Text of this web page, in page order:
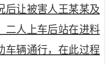
后让被害人王某某及
二人上车后站在进料
车辆通行，在此过程